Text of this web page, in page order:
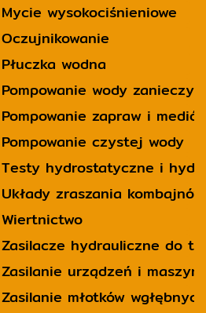
Mycie wysokociśnieniowe
Oczujnikowanie
Płuczka wodna
Pompowanie wody
Pompowanie zapraw i
Pompowanie czystej wody
Testy hydrostatyczne i
Układy zraszania
Wiertnictwo
Zasilacze hydrauliczne do
Zasilanie urządzeń i
Zasilanie młotków wgłębnych